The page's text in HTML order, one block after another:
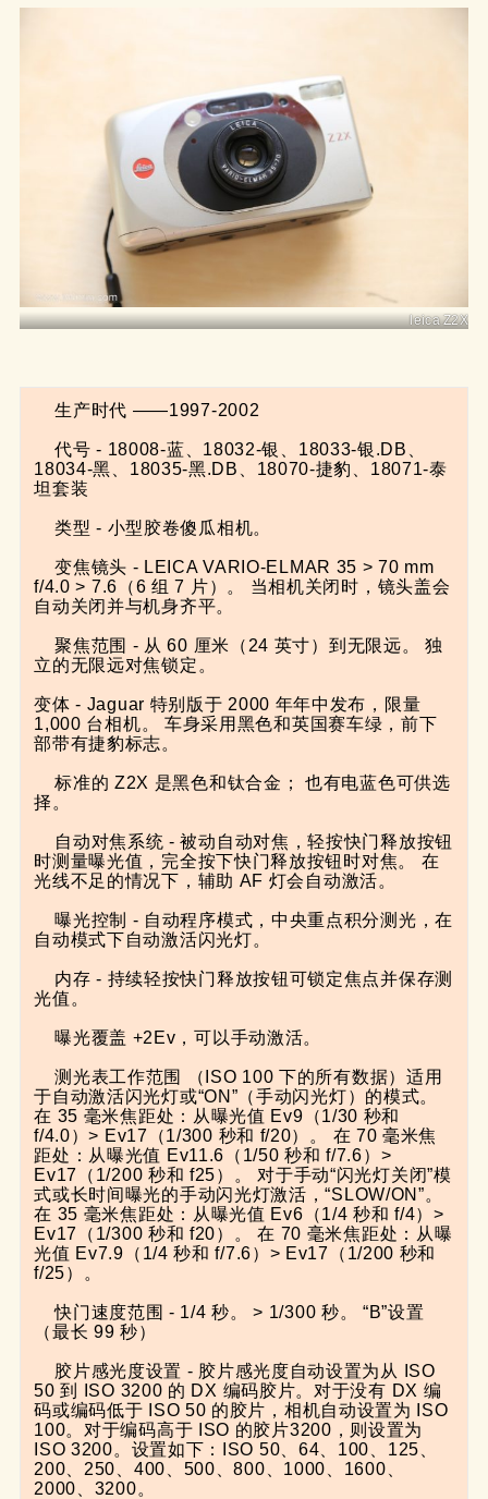
leica Z2X
    生产时代 ——1997-2002
    代号 - 18008-蓝、18032-银、18033-银.DB、
18034-黑、18035-黑.DB、18070-捷豹、18071-泰
坦套装
    类型 - 小型胶卷傻瓜相机。
    变焦镜头 - LEICA VARIO-ELMAR 35 > 70 mm
f/4.0 > 7.6（6 组 7 片）。 当相机关闭时，镜头盖会
自动关闭并与机身齐平。
    聚焦范围 - 从 60 厘米（24 英寸）到无限远。 独
立的无限远对焦锁定。
变体 - Jaguar 特别版于 2000 年年中发布，限量
1,000 台相机。 车身采用黑色和英国赛车绿，前下
部带有捷豹标志。
    标准的 Z2X 是黑色和钛合金； 也有电蓝色可供选
择。
时测量曝光值，完全按下快门释放按钮时对焦。 在
光线不足的情况下，辅助 AF 灯会自动激活。
    曝光控制 - 自动程序模式，中央重点积分测光，在
自动模式下自动激活闪光灯。
光值。
    曝光覆盖 +2Ev，可以手动激活。
    测光表工作范围 （ISO 100 下的所有数据）适用
于自动激活闪光灯或“ON”（手动闪光灯）的模式。
在 35 毫米焦距处：从曝光值 Ev9（1/30 秒和
f/4.0）> Ev17（1/300 秒和 f/20）。 在 70 毫米焦
距处：从曝光值 Ev11.6（1/50 秒和 f/7.6）>
Ev17（1/200 秒和 f25）。 对于手动“闪光灯关闭”模
式或长时间曝光的手动闪光灯激活，“SLOW/ON”。
在 35 毫米焦距处：从曝光值 Ev6（1/4 秒和 f/4）>
Ev17（1/300 秒和 f20）。 在 70 毫米焦距处：从曝
光值 Ev7.9（1/4 秒和 f/7.6）> Ev17（1/200 秒和
f/25）。
    快门速度范围 - 1/4 秒。 > 1/300 秒。 “B”设置
（最长 99 秒）
50 到 ISO 3200 的 DX 编码胶片。对于没有 DX 编
码或编码低于 ISO 50 的胶片，相机自动设置为 ISO
100。对于编码高于 ISO 的胶片3200，则设置为
ISO 3200。设置如下：ISO 50、64、100、125、
200、250、400、500、800、1000、1600、
2000、3200。